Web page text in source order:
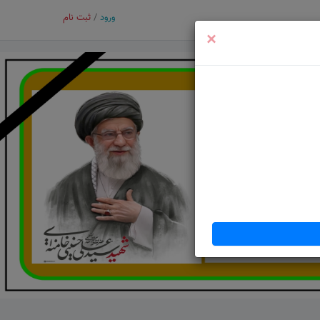
ورود / ثبت نام
×